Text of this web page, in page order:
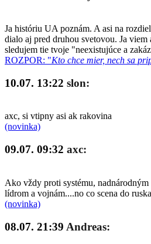
Ja históriu UA poznám. A asi na
dialo aj pred druhou svetovou. Ja
sledujem tie tvoje "neexistujúce a
ROZPOR: "Kto chce mier, nech sa
10.07. 13:22 slon:
axc, si vtipny asi ak rakovina
(novinka)
09.07. 09:32 axc:
Ako vždy proti systému,
lídrom a vojnám....no co scena do
(novinka)
08.07. 21:39 Andreas: